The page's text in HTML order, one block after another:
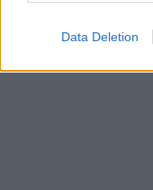
Data Deletion